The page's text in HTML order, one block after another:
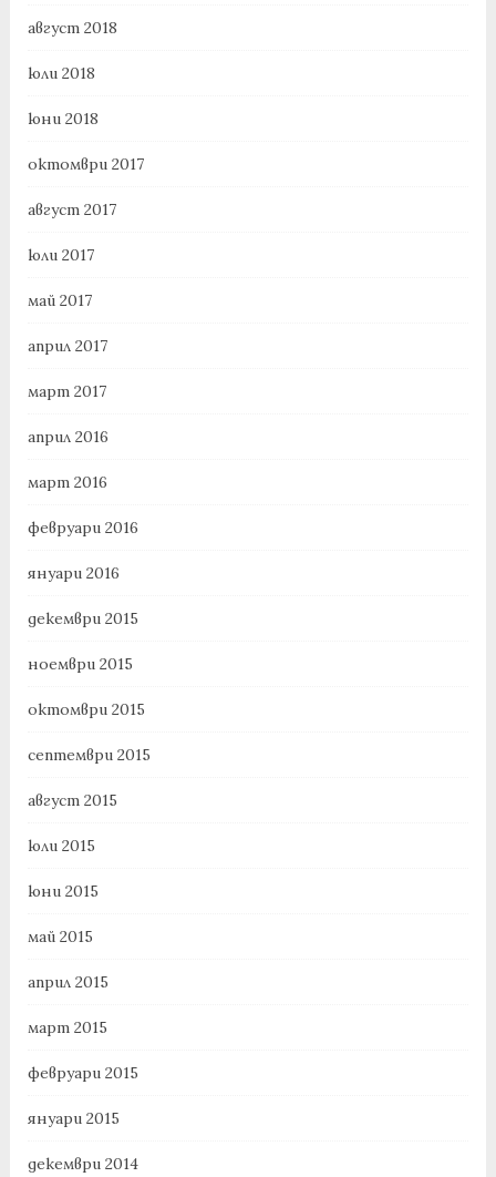
август 2018
юли 2018
юни 2018
октомври 2017
август 2017
юли 2017
май 2017
април 2017
март 2017
април 2016
март 2016
февруари 2016
януари 2016
декември 2015
ноември 2015
октомври 2015
септември 2015
август 2015
юли 2015
юни 2015
май 2015
април 2015
март 2015
февруари 2015
януари 2015
декември 2014